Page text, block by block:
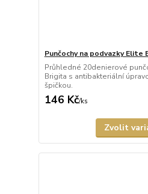
Punčochy na podvazky Elite
Průhledné 20denierové
Brigita s antibakteriální
špičkou.
146 Kč/ks
Zvolit